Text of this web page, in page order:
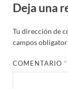
Deja una
Tu dirección de
campos
COMENTARIO *